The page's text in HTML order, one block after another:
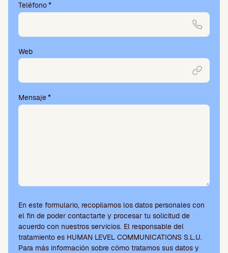
Teléfono*
Web
Mensaje*
En este formulario, recopilamos los datos personales con
el fin de poder contactarte y procesar tu solicitud de
acuerdo con nuestros servicios. El responsable del
tratamiento es HUMAN LEVEL COMMUNICATIONS S.L.U.
Para más información sobre cómo tratamos sus datos y